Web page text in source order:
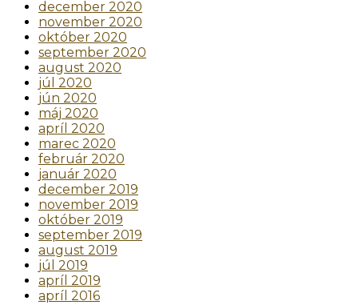
december 2020
november 2020
október 2020
september 2020
august 2020
júl 2020
jún 2020
máj 2020
apríl 2020
marec 2020
február 2020
január 2020
december 2019
november 2019
október 2019
september 2019
august 2019
júl 2019
apríl 2019
apríl 2016